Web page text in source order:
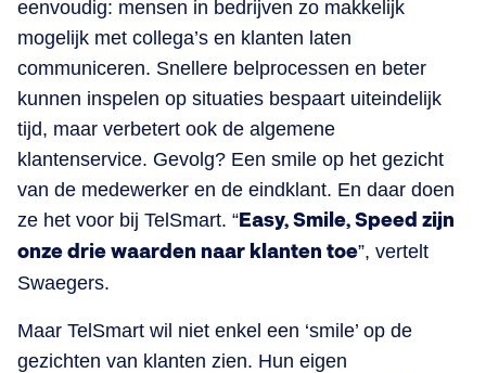
eenvoudig: mensen in bedrijven zo makkelijk
mogelijk met collega’s en klanten laten
communiceren. Snellere belprocessen en beter
kunnen inspelen op situaties bespaart uiteindelijk
tijd, maar verbetert ook de algemene
klantenservice. Gevolg? Een smile op het gezicht
van de medewerker en de eindklant. En daar doen
ze het voor bij TelSmart. “ Easy, Smile, Speed zijn
onze drie waarden naar klanten toe”, vertelt
Swaegers.
Maar TelSmart wil niet enkel een ‘smile’ op de
gezichten van klanten zien. Hun eigen